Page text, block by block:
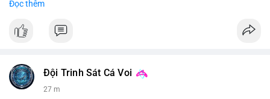
theo.
#bitcoin #btc #cryptonews
#vlikevn #titanbot
Đọc thêm
Đội Trinh Sát Cá Voi
27 m